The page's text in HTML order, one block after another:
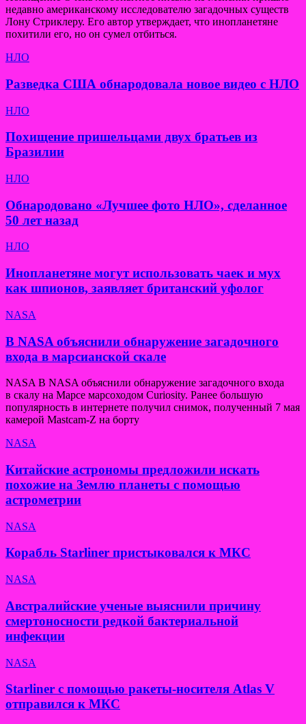
недавно американскому исследователю загадочных существ
Лону Стриклеру. Его автор утверждает, что инопланетяне
похитили его, но он сумел отбиться.
НЛО
Разведка США обнародовала новое видео с НЛО
НЛО
Похищение пришельцами двух братьев из
Бразилии
НЛО
Обнародовано «Лучшее фото НЛО», сделанное
50 лет назад
НЛО
Инопланетяне могут использовать чаек и мух
как шпионов, заявляет британский уфолог
NASA
В NASA объяснили обнаружение загадочного
входа в марсианской скале
NASA В NASA объяснили обнаружение загадочного входа
в скалу на Марсе марсоходом Curiosity. Ранее большую
популярность в интернете получил снимок, полученный 7 мая
камерой Mastcam-Z на борту
NASA
Китайские астрономы предложили искать
похожие на Землю планеты с помощью
астрометрии
NASA
Корабль Starliner пристыковался к МКС
NASA
Австралийские ученые выяснили причину
смертоносности редкой бактериальной
инфекции
NASA
Starliner с помощью ракеты-носителя Atlas V
отправился к МКС